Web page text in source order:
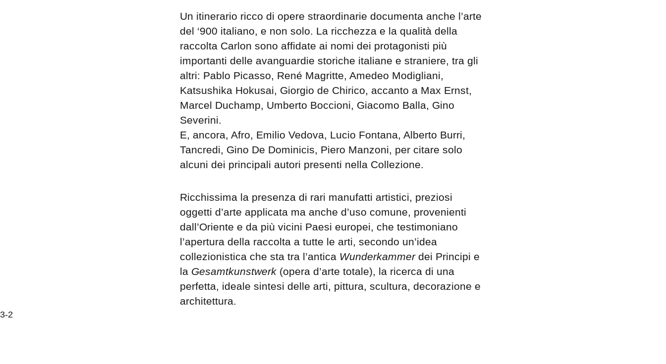
Un itinerario ricco di opere straordinarie documenta anche l’arte
del ‘900 italiano, e non solo. La ricchezza e la qualità della
raccolta Carlon sono affidate ai nomi dei protagonisti più
importanti delle avanguardie storiche italiane e straniere, tra gli
altri: Pablo Picasso, René Magritte, Amedeo Modigliani,
Katsushika Hokusai, Giorgio de Chirico, accanto a Max Ernst,
Marcel Duchamp, Umberto Boccioni, Giacomo Balla, Gino
Severini.
E, ancora, Afro, Emilio Vedova, Lucio Fontana, Alberto Burri,
Tancredi, Gino De Dominicis, Piero Manzoni, per citare solo
alcuni dei principali autori presenti nella Collezione.
Ricchissima la presenza di rari manufatti artistici, preziosi
oggetti d’arte applicata ma anche d’uso comune, provenienti
dall’Oriente e da più vicini Paesi europei, che testimoniano
l’apertura della raccolta a tutte le arti, secondo un’idea
collezionistica che sta tra l’antica Wunderkammerdei Principi e
la Gesamtkunstwerk (opera d’arte totale), la ricerca di una
perfetta, ideale sintesi delle arti, pittura, scultura, decorazione e
architettura.
3-2